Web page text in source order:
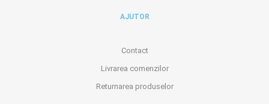
AJUTOR
Contact
Livrarea comenzilor
Returnarea produselor